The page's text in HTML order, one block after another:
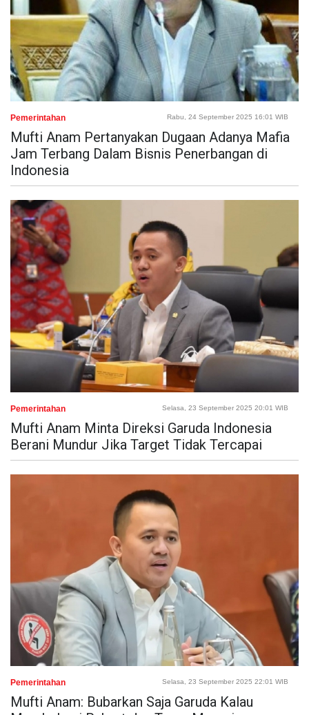
Pemerintahan Rabu, 24 September 2025 16:01 WIB
Mufti Anam Pertanyakan Dugaan Adanya Mafia
Jam Terbang Dalam Bisnis Penerbangan di
Indonesia
Pemerintahan Selasa, 23 September 2025 20:01 WIB
Mufti Anam Minta Direksi Garuda Indonesia
Berani Mundur Jika Target Tidak Tercapai
Pemerintahan Selasa, 23 September 2025 22:01 WIB
Mufti Anam: Bubarkan Saja Garuda Kalau